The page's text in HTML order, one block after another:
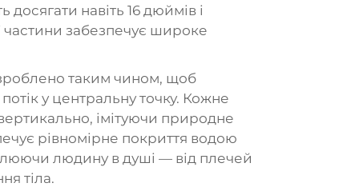
навіть 16 дюймів і
забезпечує широке
таким чином, щоб
у центральну точку. Кожне
імітуючи природне
рівномірне покриття водою
людину в душі — від плечей
тіла.